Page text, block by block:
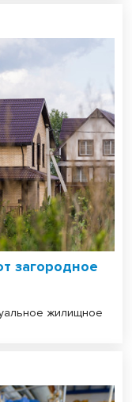
загородное
жилищное